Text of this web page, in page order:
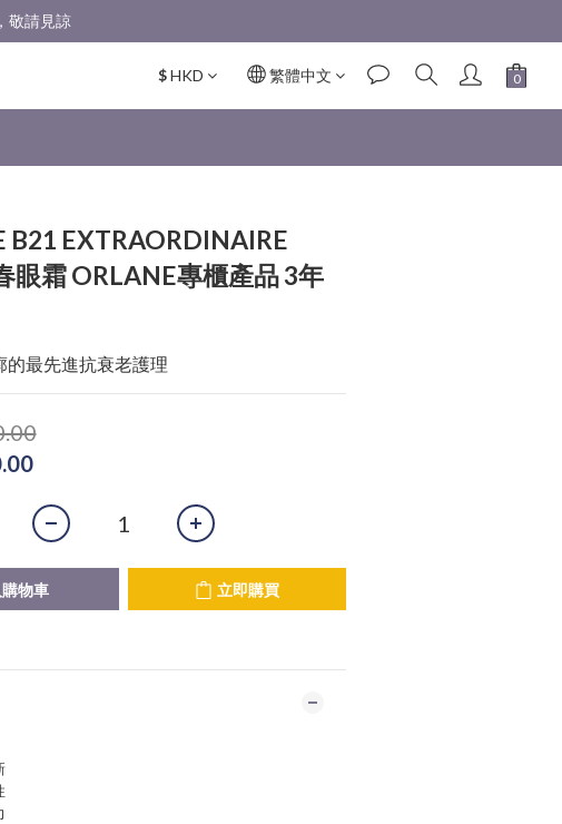
敬請見諒
$HKD 繁體中文
B21 EXTRAORDINAIRE
眼霜 ORLANE專櫃產品 3年
的最先進抗衰老護理
物車 立即購買
立即購買